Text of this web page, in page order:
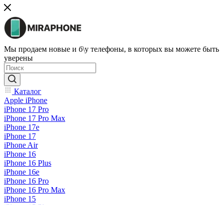
Мы продаем новые и б\у телефоны, в которых вы можете быть
уверены
Каталог
Apple iPhone
iPhone 17 Pro
iPhone 17 Pro Max
iPhone 17e
iPhone 17
iPhone Air
iPhone 16
iPhone 16 Plus
iPhone 16e
iPhone 16 Pro
iPhone 16 Pro Max
iPhone 15